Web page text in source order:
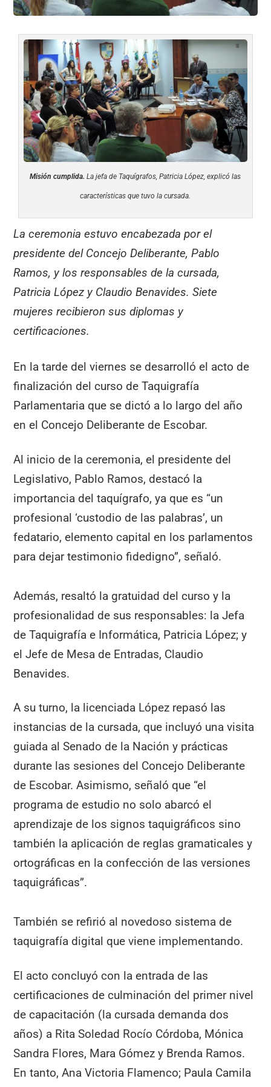
Misión cumplida. La jefa de Taquígrafos, Patricia López, explicó las
características que tuvo la cursada.
La ceremonia estuvo encabezada por el
presidente del Concejo Deliberante, Pablo
Ramos, y los responsables de la cursada,
Patricia López y Claudio Benavides. Siete
mujeres recibieron sus diplomas y
certificaciones.
En la tarde del viernes se desarrolló el acto de
finalización del curso de Taquigrafía
Parlamentaria que se dictó a lo largo del año
en el Concejo Deliberante de Escobar.
Al inicio de la ceremonia, el presidente del
Legislativo, Pablo Ramos, destacó la
importancia del taquígrafo, ya que es “un
profesional ‘custodio de las palabras’, un
fedatario, elemento capital en los parlamentos
para dejar testimonio fidedigno”, señaló.
Además, resaltó la gratuidad del curso y la
profesionalidad de sus responsables: la Jefa
de Taquigrafía e Informática, Patricia López; y
el Jefe de Mesa de Entradas, Claudio
Benavides.
A su turno, la licenciada López repasó las
instancias de la cursada, que incluyó una visita
guiada al Senado de la Nación y prácticas
durante las sesiones del Concejo Deliberante
de Escobar. Asimismo, señaló que “el
programa de estudio no solo abarcó el
aprendizaje de los signos taquigráficos sino
también la aplicación de reglas gramaticales y
ortográficas en la confección de las versiones
taquigráficas”.
También se refirió al novedoso sistema de
taquigrafía digital que viene implementando.
El acto concluyó con la entrada de las
certificaciones de culminación del primer nivel
de capacitación (la cursada demanda dos
años) a Rita Soledad Rocío Córdoba, Mónica
Sandra Flores, Mara Gómez y Brenda Ramos.
En tanto, Ana Victoria Flamenco; Paula Camila